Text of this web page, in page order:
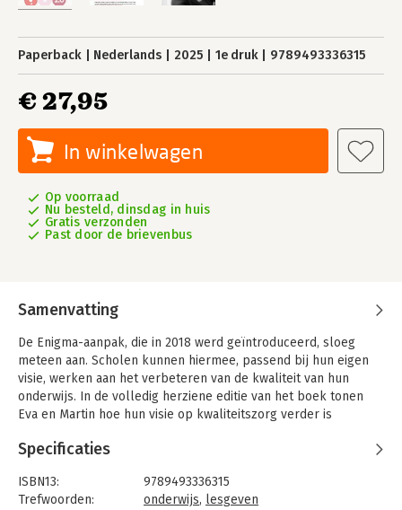
Paperback Nederlands 2025 1e druk 9789493336315
€ 27,95
In winkelwagen
Op voorraad
Nu besteld, dinsdag in huis
Gratis verzonden
Past door de brievenbus
Samenvatting
De Enigma-aanpak, die in 2018 werd geïntroduceerd, sloeg
meteen aan. Scholen kunnen hiermee, passend bij hun eigen
visie, werken aan het verbeteren van de kwaliteit van hun
onderwijs. In de volledig herziene editie van het boek tonen
Eva en Martin hoe hun visie op kwaliteitszorg verder is
In deze vernieuwde editie benadrukken de auteurs nog meer
dat het verbeteren van onderwijskwaliteit begint bij het
versterken van het collectief vakmanschap: de samenwerking
Specificaties
ISBN13:
9789493336315
Trefwoorden:
onderwijs, lesgeven